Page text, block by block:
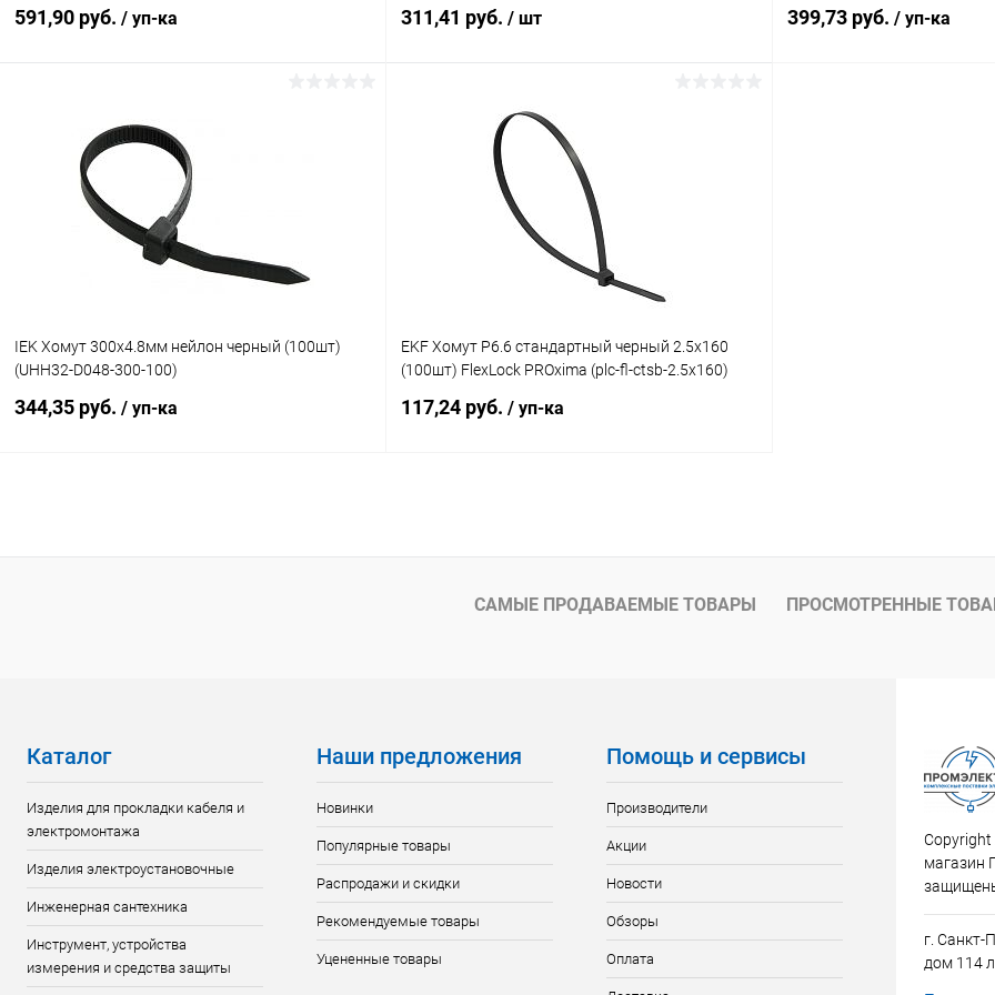
591,90 руб. / уп-ка
Купить в 1 клик
В избранное
311,41 руб. / шт
Купить в 1 клик
В избранное
399,73 руб. / уп-ка
IEK Хомут 300х4.8мм нейлон черный (100шт)
(UHH32-D048-300-100)
344,35 руб. / уп-ка
Купить в 1 клик К сравнению
EKF Хомут P6.6 стандартный черный 2.5x160
(100шт) FlexLock PROxima (plc-fl-ctsb-2.5x160)
117,24 руб. / уп-ка
Купить в 1 клик К сравнению
В избранное В наличии
САМЫЕ ПРОДАВАЕМЫЕ ТОВАРЫ ПРОСМОТРЕННЫЕ
Каталог
Изделия для прокладки кабеля и
электромонтажа
Изделия электроустановочные
Инженерная сантехника
Инструмент, устройства
измерения и средства защиты
Наши предложения
Новинки
Популярные товары
Распродажи и скидки
Рекомендуемые товары
Уцененные товары
Помощь и сервисы
Производители
Акции
Новости
Обзоры
Оплата
Copyright
магазин
г. Санкт-
дом 114